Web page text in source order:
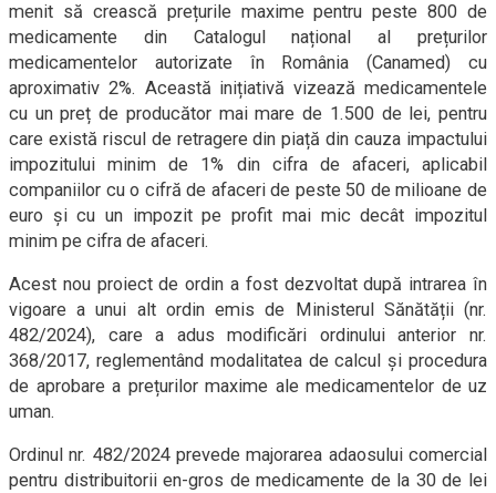
menit să crească prețurile maxime pentru peste 800 de
medicamente din Catalogul național al prețurilor
medicamentelor autorizate în România (Canamed) cu
aproximativ 2%. Această inițiativă vizează medicamentele
cu un preț de producător mai mare de 1.500 de lei, pentru
care există riscul de retragere din piață din cauza impactului
impozitului minim de 1% din cifra de afaceri, aplicabil
companiilor cu o cifră de afaceri de peste 50 de milioane de
euro și cu un impozit pe profit mai mic decât impozitul
minim pe cifra de afaceri.
Acest nou proiect de ordin a fost dezvoltat după intrarea în
vigoare a unui alt ordin emis de Ministerul Sănătății (nr.
482/2024), care a adus modificări ordinului anterior nr.
368/2017, reglementând modalitatea de calcul și procedura
de aprobare a prețurilor maxime ale medicamentelor de uz
uman.
Ordinul nr. 482/2024 prevede majorarea adaosului comercial
pentru distribuitorii en-gros de medicamente de la 30 de lei